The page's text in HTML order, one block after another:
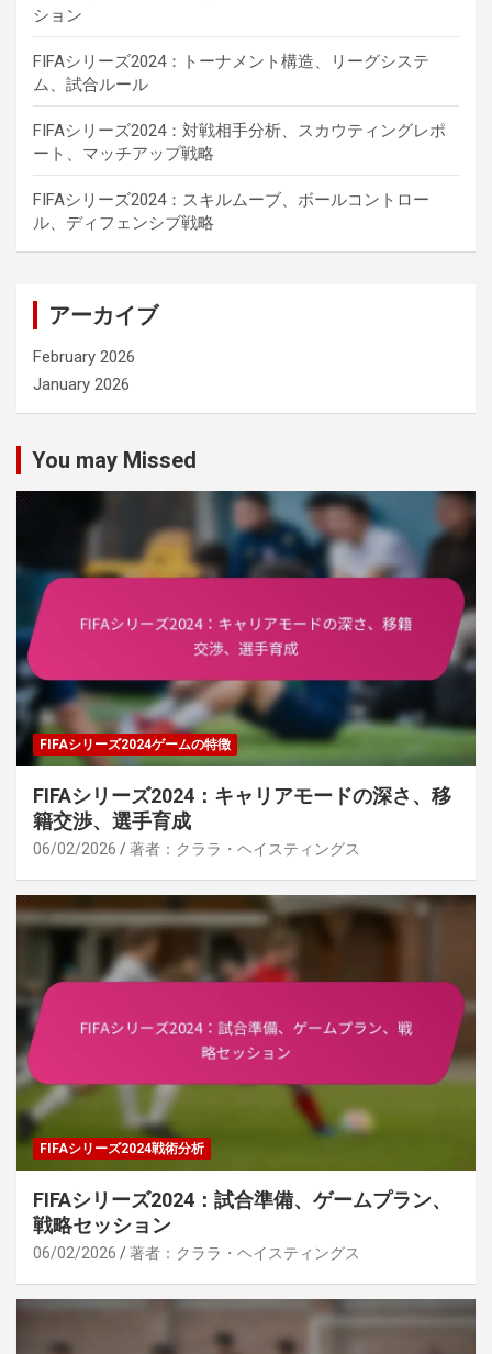
ション
FIFAシリーズ2024：トーナメント構造、リーグシステ
ム、試合ルール
FIFAシリーズ2024：対戦相手分析、スカウティングレポ
ート、マッチアップ戦略
FIFAシリーズ2024：スキルムーブ、ボールコントロー
ル、ディフェンシブ戦略
アーカイブ
February 2026
January 2026
You may Missed
FIFAシリーズ2024ゲームの特徴
FIFAシリーズ2024：キャリアモードの深さ、移
籍交渉、選手育成
06/02/2026 著者：クララ・ヘイスティングス
FIFAシリーズ2024戦術分析
FIFAシリーズ2024：試合準備、ゲームプラン、
戦略セッション
06/02/2026 著者：クララ・ヘイスティングス